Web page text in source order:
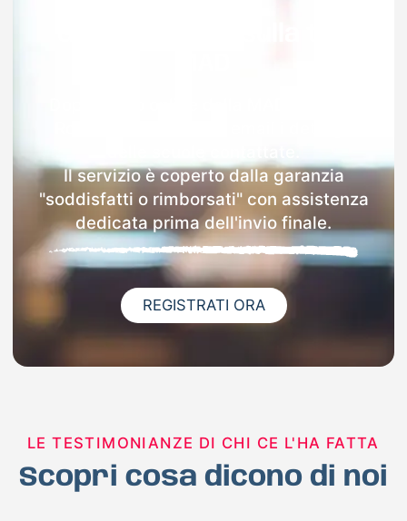
Il servizio è coperto dalla garanzia
"soddisfatti o rimborsati" con assistenza
dedicata prima dell'invio finale.
REGISTRATI ORA
LE TESTIMONIANZE DI CHI CE L'HA FATTA
Scopri cosa dicono di noi